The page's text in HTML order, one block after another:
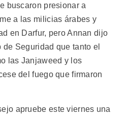
buscaron presionar a
a las milicias árabes y
en Darfur, pero Annan dijo
Seguridad que tanto el
las Janjaweed y los
del fuego que firmaron
apruebe este viernes una